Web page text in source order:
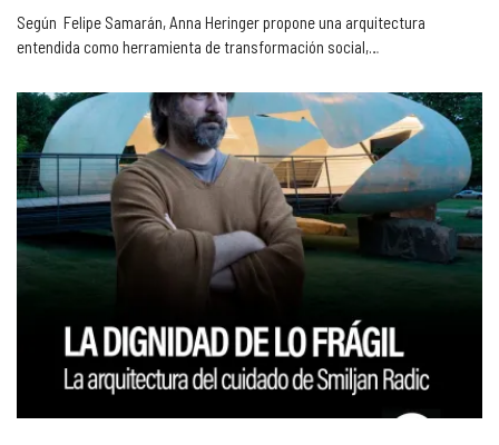
Según Felipe Samarán, Anna Heringer propone una arquitectura
entendida como herramienta de transformación social,…